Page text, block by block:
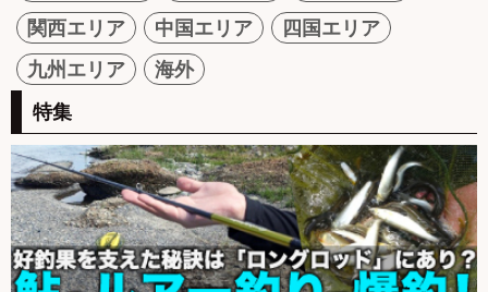
関西エリア
中国エリア
四国エリア
九州エリア
海外
特集